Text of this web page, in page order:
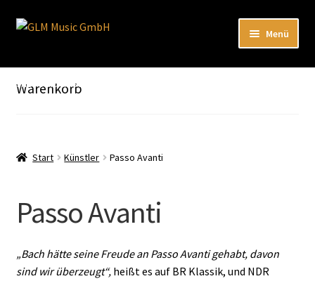
Hier sind unsere Neuigkeiten zu hören: Spotify
Zur
Zum
Menü
Unser Katalog
Warenkorb
Start Künstler Passo Avanti
Passo Avanti
„Bach hätte seine Freude an Passo Avanti gehabt, davon
sind wir überzeugt“,heißt es auf BR Klassik, und NDR